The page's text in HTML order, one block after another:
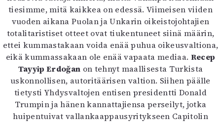
tiesimme, mitä kaikkea on edessä. Viimeisen viiden
vuoden aikana Puolan ja Unkarin oikeistojohtajien
totalitaristiset otteet ovat tiukentuneet siinä määrin,
ettei kummastakaan voida enää puhua oikeusvaltiona,
eikä kummassakaan ole enää vapaata mediaa. Recep
Tayyip Erdoğan on tehnyt maallisesta Turkista
uskonnollisen, autoritäärisen valtion. Siihen päälle
tietysti Yhdysvaltojen entisen presidentti Donald
Trumpin ja hänen kannattajiensa perseilyt, jotka
huipentuivat vallankaappausyritykseen Capitolin